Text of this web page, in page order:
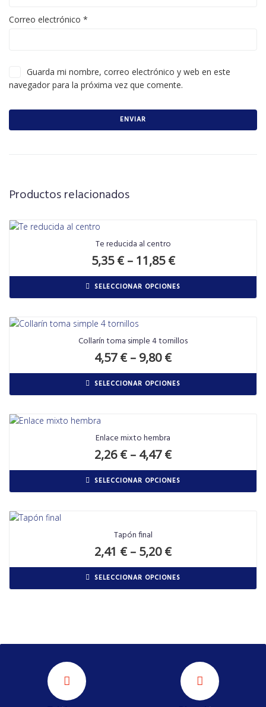
Correo electrónico *
Guarda mi nombre, correo electrónico y web en este
navegador para la próxima vez que comente.
Productos relacionados
Te reducida al centro
5,35€– 11,85€
SELECCIONAR OPCIONES
Collarín toma simple 4 tornillos
4,57€– 9,80€
SELECCIONAR OPCIONES
Enlace mixto hembra
2,26€– 4,47€
SELECCIONAR OPCIONES
Tapón final
2,41 €– 5,20€
SELECCIONAR OPCIONES